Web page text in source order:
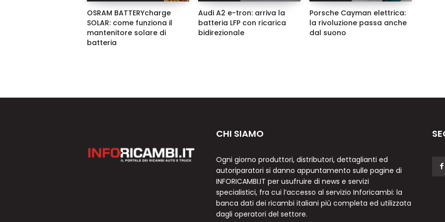
OSRAM BATTERYcharge
SOLAR: come funziona il
mantenitore solare di
batteria
Audi A2 e-tron: arriva la
batteria LFP con ricarica
bidirezionale
Porsche Cayman elettrica:
la rivoluzione passa anche
dal suono
CHI SIAMO
Ogni giorno produttori, distributori, dettaglianti ed
autoriparatori si danno appuntamento sulle pagine di
INFORICAMBI.IT per usufruire di news e servizi
specialistici, fra cui l’accesso al servizio Inforicambi: la
banca dati dei ricambi italiani più completa ed utilizzata
dagli operatori del settore.